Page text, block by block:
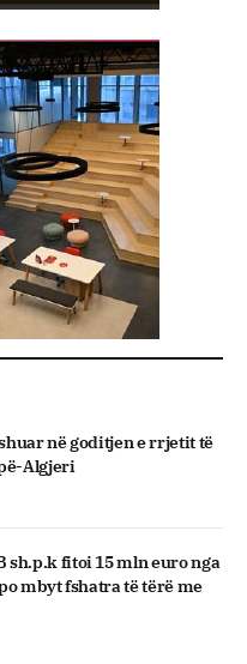
në goditjen e rrjetit të
Algjeri
sh.p.k fitoi 15 mln euro nga
mbyt fshatra të tërë me